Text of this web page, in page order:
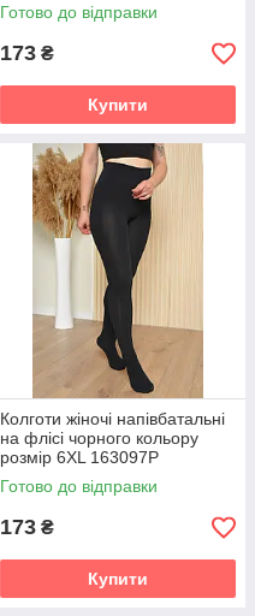
Готово до відправки
173 ₴
Купити
Колготи жіночі напівбатальні
на флісі чорного кольору
розмір 6XL 163097P
Готово до відправки
173 ₴
Купити